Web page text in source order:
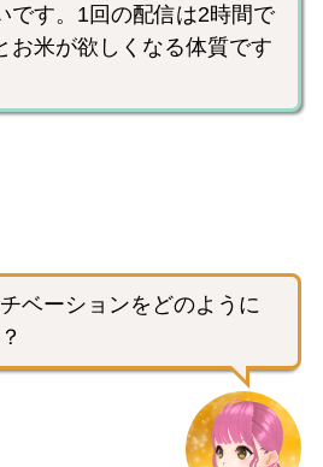
です。1回の配信は2時間で
お米が欲しくなる体質です
ベーションをどのように